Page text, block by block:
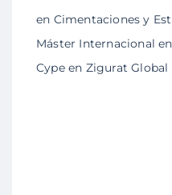
en Cimentaciones y
Máster Internacional
Cype en Zigurat